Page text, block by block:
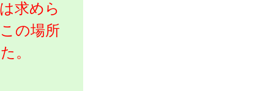
求めら
の場所
。